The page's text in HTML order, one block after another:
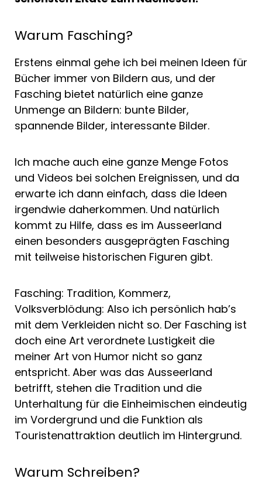
Warum Fasching?
Erstens einmal gehe ich bei meinen Ideen für
Bücher immer von Bildern aus, und der
Fasching bietet natürlich eine ganze
Unmenge an Bildern: bunte Bilder,
spannende Bilder, interessante Bilder.
Ich mache auch eine ganze Menge Fotos
und Videos bei solchen Ereignissen, und da
erwarte ich dann einfach, dass die Ideen
irgendwie daherkommen. Und natürlich
kommt zu Hilfe, dass es im Ausseerland
einen besonders ausgeprägten Fasching
mit teilweise historischen Figuren gibt.
Fasching: Tradition, Kommerz,
Volksverblödung: Also ich persönlich hab’s
mit dem Verkleiden nicht so. Der Fasching ist
doch eine Art verordnete Lustigkeit die
meiner Art von Humor nicht so ganz
entspricht. Aber was das Ausseerland
betrifft, stehen die Tradition und die
Unterhaltung für die Einheimischen eindeutig
im Vordergrund und die Funktion als
Touristenattraktion deutlich im Hintergrund.
Warum Schreiben?